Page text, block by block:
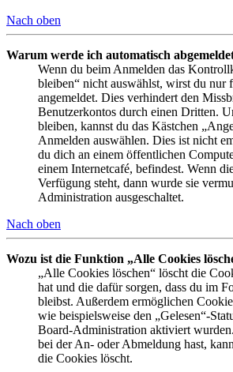
Nach oben
Warum werde ich automatisch
Wenn du beim Anmelden das
bleiben“ nicht auswählst, wirst du nur
angemeldet. Dies verhindert den
Benutzerkontos durch einen Dritten.
bleiben, kannst du das Kästchen
Anmelden auswählen. Dies ist nicht
du dich an einem öffentlichen
einem Internetcafé, befindest. Wenn
Verfügung steht, dann wurde sie
Administration ausgeschaltet.
Nach oben
Wozu ist die Funktion „Alle Cookies
„Alle Cookies löschen“ löscht die
hat und die dafür sorgen, dass du im
bleibst. Außerdem ermöglichen
wie beispielsweise den „Gelesen“-
Board-Administration aktiviert
bei der An- oder Abmeldung hast,
die Cookies löscht.